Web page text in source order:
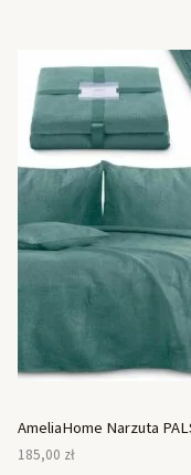
AmeliaHome Narzuta
185,00 zł